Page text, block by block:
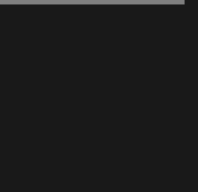
en nueva ventana)
en nueva ventana)